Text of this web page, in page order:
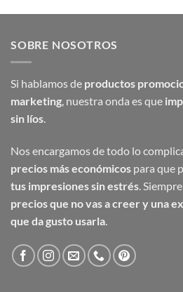
SOBRE NOSOTROS
Si hablamos de productos
marketing, nuestra onda es que
sin líos.
Nos encargamos de todo lo
precios más económicos para que
tus impresiones sin estrés .
precios que no vas a creer y una
que da gusto usarla